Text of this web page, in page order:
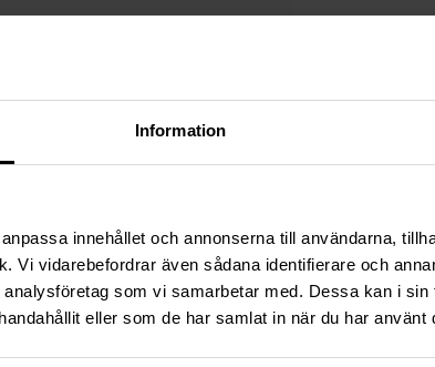
Information
innehållet och annonserna till användarna,
Vi vidarebefordrar även sådana identifierare och
som vi samarbetar med. Dessa kan i
eller som de har samlat in när du har använt